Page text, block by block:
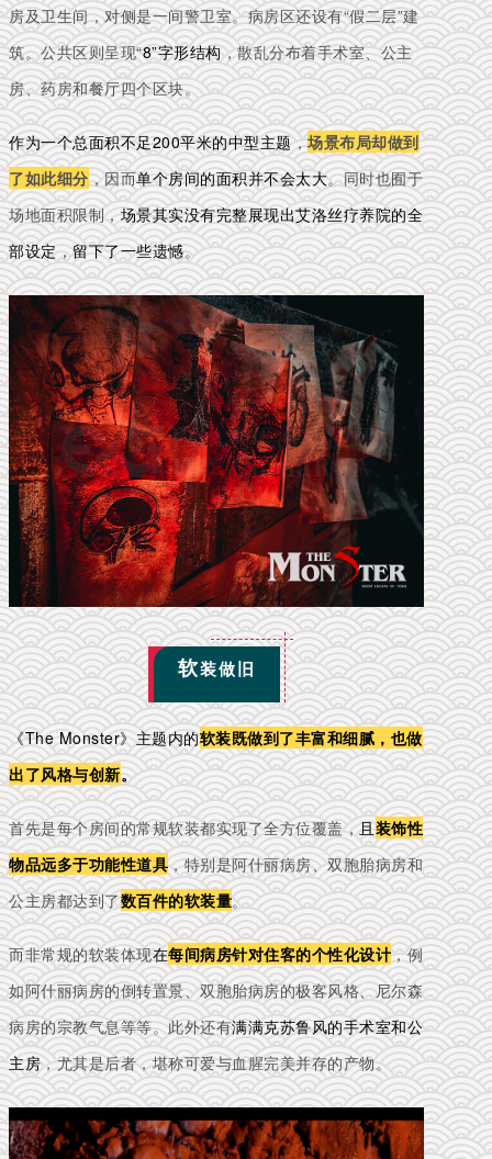
房及卫生间，对侧是一间警卫室。病房区还设有“假二层”建
筑。公共区则呈现“8”字形结构，散乱分布着手术室、公主
房、药房和餐厅四个区块。
作为一个总面积不足200平米的中型主题，场景布局却做到
了如此细分，因而单个房间的面积并不会太大。同时也囿于
场地面积限制，场景其实没有完整展现出艾洛丝疗养院的全
部设定，留下了一些遗憾。
软装做旧
《The Monster》主题内的软装既做到了丰富和细腻，也做
出了风格与创新。
首先是每个房间的常规软装都实现了全方位覆盖，且装饰性
物品远多于功能性道具，特别是阿什丽病房、双胞胎病房和
公主房都达到了数百件的软装量。
而非常规的软装体现在每间病房针对住客的个性化设计，例
如阿什丽病房的倒转置景、双胞胎病房的极客风格、尼尔森
病房的宗教气息等等。此外还有满满克苏鲁风的手术室和公
主房，尤其是后者，堪称可爱与血腥完美并存的产物。